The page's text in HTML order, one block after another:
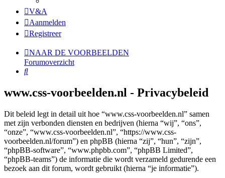
V&A
Aanmelden
Registreer
NAAR DE VOORBEELDEN
Forumoverzicht
Zoek
www.css-voorbeelden.nl - Privacybeleid
Dit beleid legt in detail uit hoe “www.css-voorbeelden.nl” samen
met zijn verbonden diensten en bedrijven (hierna “wij”, “ons”,
“onze”, “www.css-voorbeelden.nl”, “https://www.css-
voorbeelden.nl/forum”) en phpBB (hierna “zij”, “hun”, “zijn”,
“phpBB-software”, “www.phpbb.com”, “phpBB Limited”,
“phpBB-teams”) de informatie die wordt verzameld gedurende een
bezoek aan dit forum, wordt gebruikt (hierna “je informatie”).